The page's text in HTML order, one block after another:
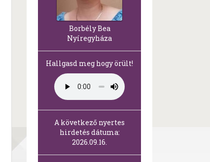
Borbély Bea
Nyíregyháza
Hallgasd meg hogy örült!
A következő nyertes
hirdetés dátuma:
2026.09.16.